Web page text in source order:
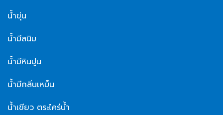
น้ำขุ่น
น้ำมีสนิม
น้ำมีหินปูน
น้ำมีกลิ่นเหม็น
น้ำเขียว ตระไคร่น้ำ